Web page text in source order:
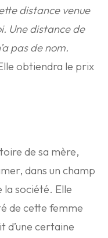
distance venue
Une distance de
pas de nom.
obtiendra le prix
de sa mère,
dans un champ
la société. Elle
de cette femme
d’une certaine